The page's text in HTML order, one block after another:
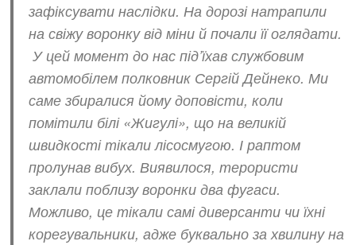
зафіксувати наслідки. На дорозі натрапили
на свіжу воронку від міни й почали її оглядати.
У цей момент до нас під’їхав службовим
автомобілем полковник Сергій Дейнеко. Ми
саме збиралися йому доповісти, коли
помітили білі «Жигулі», що на великій
швидкості тікали лісосмугою. І раптом
пролунав вибух. Виявилося, терористи
заклали поблизу воронки два фугаси.
Можливо, це тікали самі диверсанти чи їхні
корегувальники, адже буквально за хвилину на